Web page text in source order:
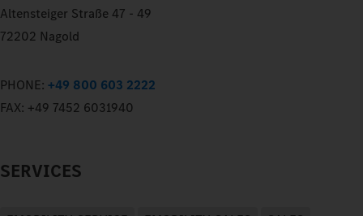
Altensteiger Straße 47 - 49
72202 Nagold
PHONE: +49 800 603 2222
FAX: +49 7452 6031940
SERVICES